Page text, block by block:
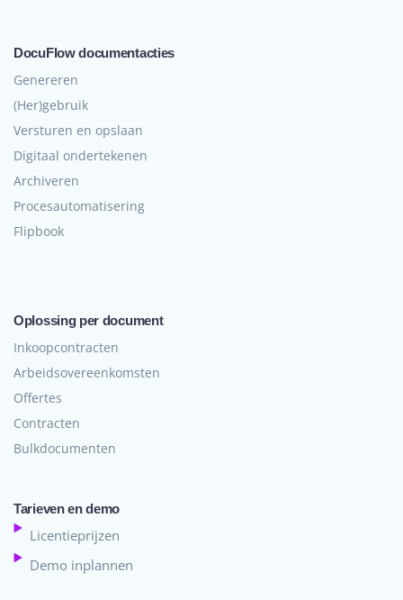
DocuFlow documentacties
Genereren
(Her)gebruik
Versturen en opslaan
Digitaal ondertekenen
Archiveren
Procesautomatisering
Flipbook
Oplossing per document
Inkoopcontracten
Arbeidsovereenkomsten
Offertes
Contracten
Bulkdocumenten
Tarieven en demo
Licentieprijzen
Demo inplannen